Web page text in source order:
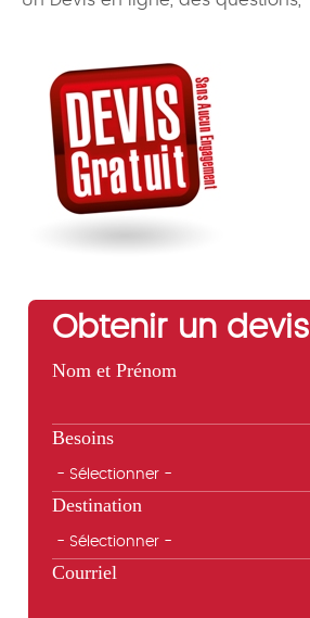
Obtenir un devis
Nom et Prénom
Besoins
Destination
Courriel